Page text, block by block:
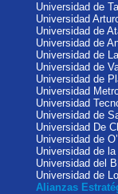
Universidad de
Universidad
Universidad de
Universidad de
Universidad de
Universidad de
Universidad de
Universidad
Universidad
Universidad de
Universidad De
Universidad de
Universidad de
Universidad del
Universidad de
Alianzas